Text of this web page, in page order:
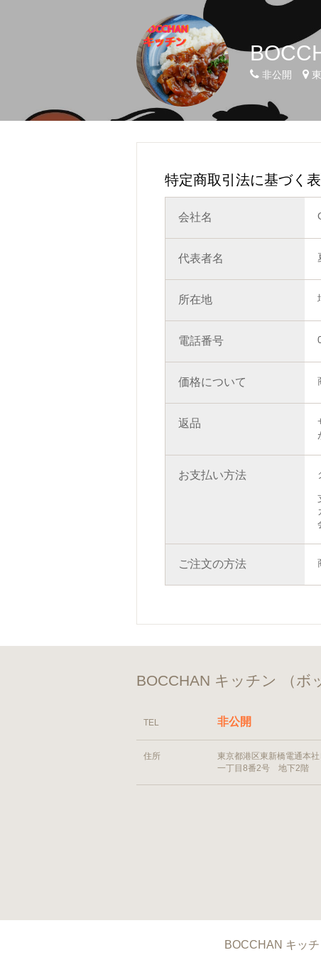
非公開
特定商取引法に基づく
会社名
代表者名
所在地
電話番号
価格について
返品
お支払い方法
ご注文の方法
BOCCHAN キッチン （ボ
TEL 非公開
住所
東京都港区東新橋電通本
一丁目8番2号 地下2階
BOCCHAN キッ